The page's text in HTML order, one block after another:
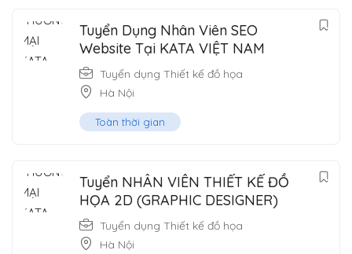
Tuyển Dụng Nhân Viên SEO
Website Tại KATA VIỆT NAM
Tuyển dụng Thiết kế đồ họa
Hà Nội
Toàn thời gian
Tuyển NHÂN VIÊN THIẾT KẾ ĐỒ
HỌA 2D (GRAPHIC DESIGNER)
Tuyển dụng Thiết kế đồ họa
Hà Nội